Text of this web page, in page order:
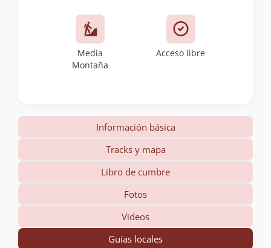
Media
Montaña
Acceso libre
Información básica
Tracks y mapa
Libro de cumbre
Fotos
Videos
Guías locales